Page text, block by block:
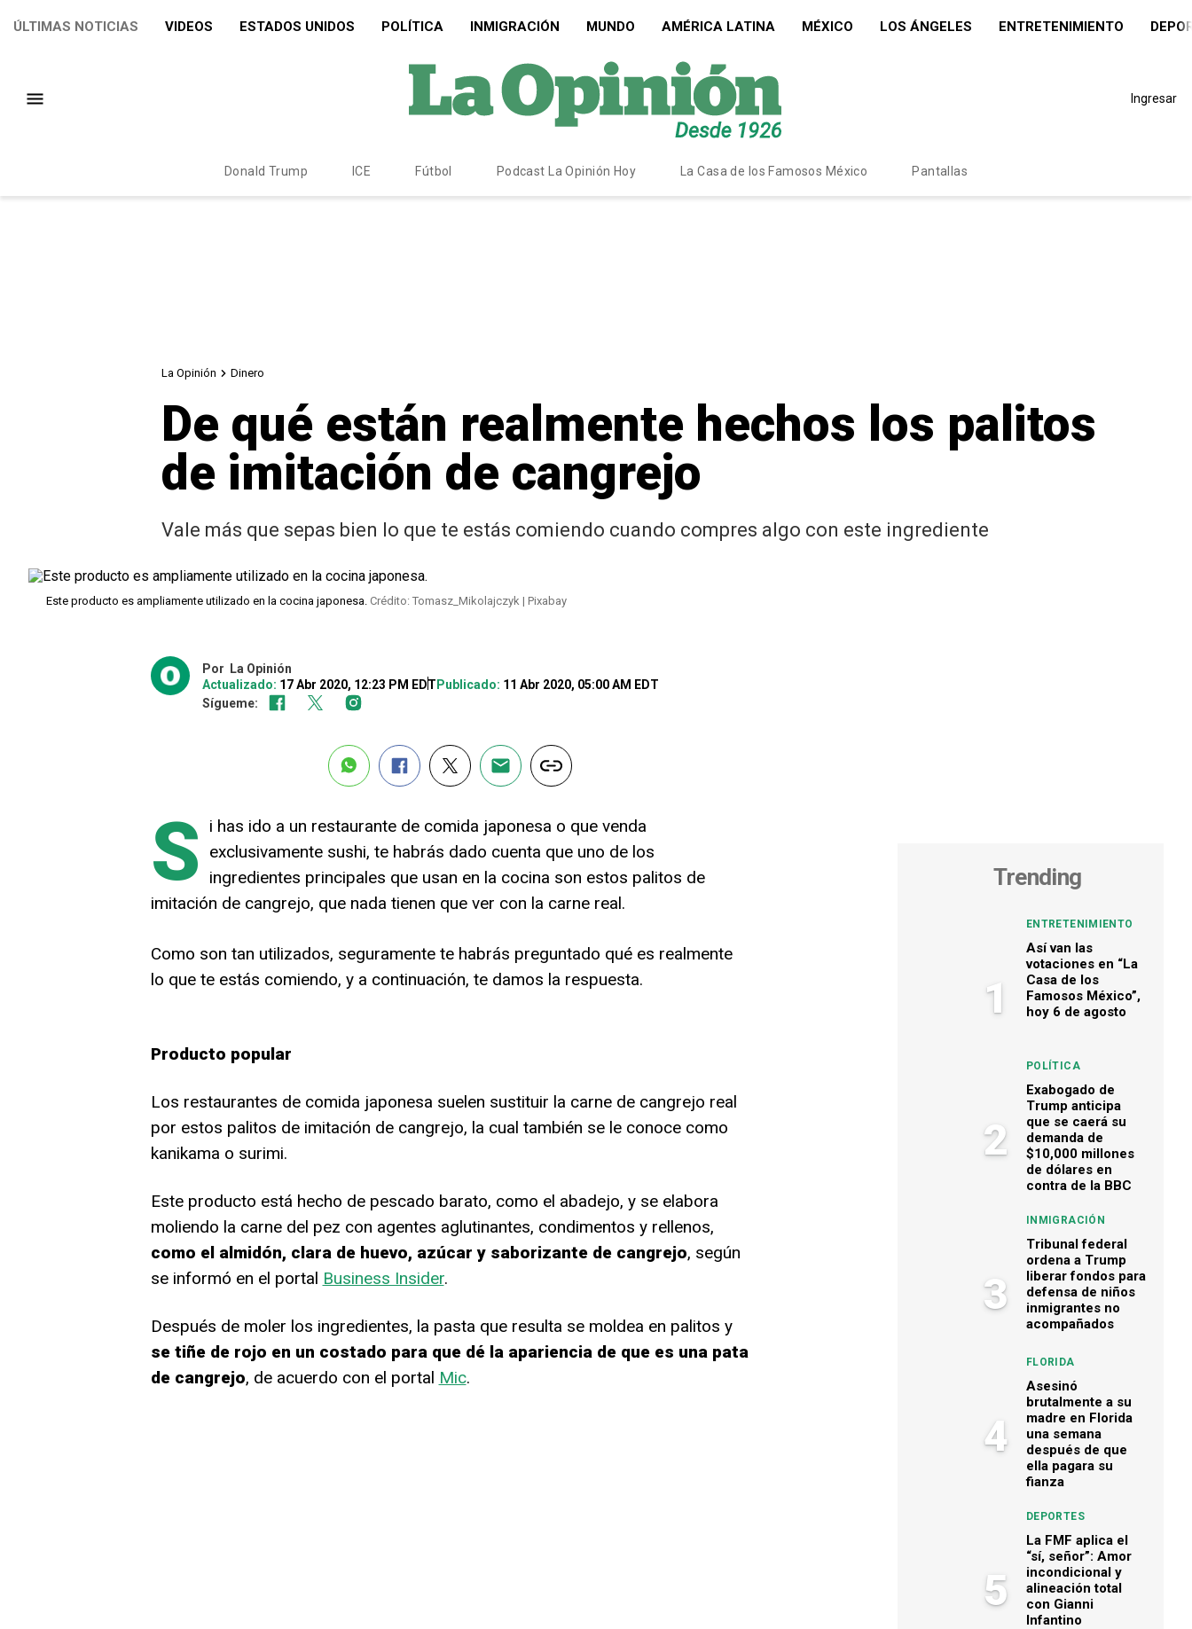
ÚLTIMAS NOTICIAS VIDEOS ESTADOS UNIDOS POLÍTICA INMIGRACIÓN MUNDO AMÉRICA LATINA MÉXICO LOS ÁNGELES ENTRETENIMIENTO
Ingresar
Donald Trump ICE Fútbol Podcast La Opinión Hoy La Casa de los Famosos México Pantallas
La Opinión Dinero
De qué están realmente hechos los palitos
de imitación de cangrejo
Vale más que sepas bien lo que te estás comiendo cuando compres algo con este ingrediente
Este producto es ampliamente utilizado en la cocina japonesa. Crédito: Tomasz_Mikolajczyk | Pixabay
Por
La Opinión
Actualizado: 17 Abr 2020, 12:23 PM EDT Publicado: 11 Abr 2020, 05:00 AM EDT
Sígueme:
S
i has ido a un restaurante de comida japonesa o que venda
exclusivamente sushi, te habrás dado cuenta que uno de los
ingredientes principales que usan en la cocina son estos palitos de
imitación de cangrejo, que nada tienen que ver con la carne real.
Como son tan utilizados, seguramente te habrás preguntado qué es realmente
lo que te estás comiendo, y a continuación, te damos la respuesta.
Producto popular
Los restaurantes de comida japonesa suelen sustituir la carne de cangrejo real
por estos palitos de imitación de cangrejo, la cual también se le conoce como
kanikama o surimi.
Este producto está hecho de pescado barato, como el abadejo, y se elabora
moliendo la carne del pez con agentes aglutinantes, condimentos y rellenos,
como el almidón, clara de huevo, azúcar y saborizante de cangrejo, según
se informó en el portal Business Insider.
Después de moler los ingredientes, la pasta que resulta se moldea en palitos y
se tiñe de rojo en un costado para que dé la apariencia de que es una pata
de cangrejo, de acuerdo con el portal Mic.
Trending
1
ENTRETENIMIENTO
Así van las
votaciones en “La
Casa de los
Famosos México”,
hoy 6 de agosto
2
POLÍTICA
Exabogado de
Trump anticipa
que se caerá su
demanda de
$10,000 millones
de dólares en
contra de la BBC
3
INMIGRACIÓN
Tribunal federal
ordena a Trump
liberar fondos para
defensa de niños
inmigrantes no
acompañados
4
FLORIDA
Asesinó
brutalmente a su
madre en Florida
una semana
después de que
ella pagara su
fianza
5
DEPORTES
La FMF aplica el
“sí, señor”: Amor
incondicional y
alineación total
con Gianni
Infantino